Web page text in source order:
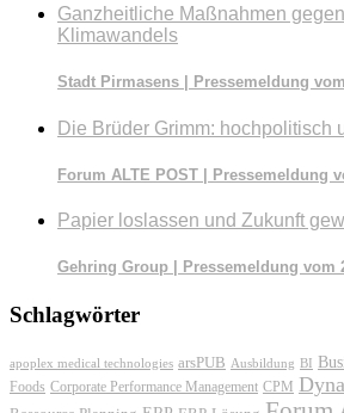
Ganzheitliche Maßnahmen
Klimawandels
Stadt Pirmasens | Pressemeldung
Die Brüder Grimm: hochpolitisch
Forum ALTE POST | Pressemeldung
Papier loslassen und Zukunft
Gehring Group | Pressemeldung vom
Schlagwörter
apoplex medical technologies arsPUB Ausbildung BI
Foods Corporate Performance Management CPM